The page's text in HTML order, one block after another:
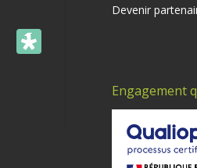
Devenir
Engagement